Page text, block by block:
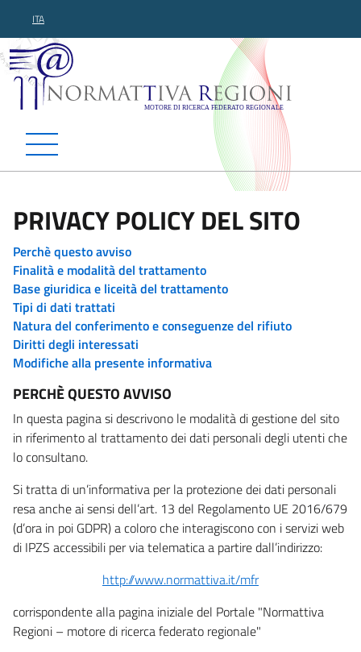
ITA
Normattiva Regioni -
PRIVACY POLICY DEL SITO
Perchè questo avviso
Finalità e modalità del trattamento
Base giuridica e liceità del trattamento
Tipi di dati trattati
Natura del conferimento e conseguenze del rifiuto
Diritti degli interessati
Modifiche alla presente informativa
PERCHÈ QUESTO AVVISO
In questa pagina si descrivono le modalità di gestione del sito
in riferimento al trattamento dei dati personali degli utenti che
lo consultano.
Si tratta di un’informativa per la protezione dei dati personali
resa anche ai sensi dell’art. 13 del Regolamento UE 2016/679
(d’ora in poi GDPR) a coloro che interagiscono con i servizi web
di IPZS accessibili per via telematica a partire dall’indirizzo:
http://www.normattiva.it/mfr
corrispondente alla pagina iniziale del Portale "Normattiva
Regioni – motore di ricerca federato regionale"